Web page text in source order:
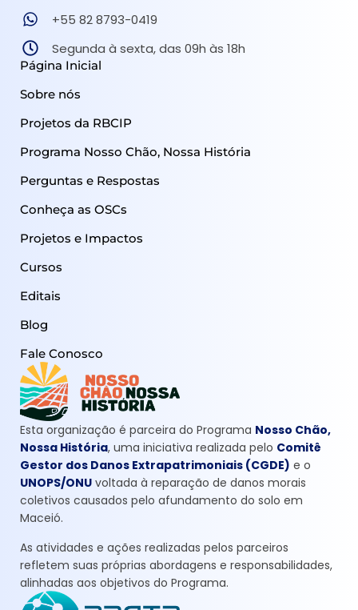
+55 82 8793-0419
Segunda à sexta, das 09h às 18h
Página Inicial
Sobre nós
Projetos da RBCIP
Programa Nosso Chão, Nossa História
Perguntas e Respostas
Conheça as OSCs
Projetos e Impactos
Cursos
Editais
Blog
Fale Conosco
Esta organização é parceira do Programa Nosso Chão,
Nossa História, uma iniciativa realizada pelo Comitê
Gestor dos Danos Extrapatrimoniais (CGDE) e o
UNOPS/ONU voltada à reparação de danos morais
coletivos causados pelo afundamento do solo em
Maceió.
As atividades e ações realizadas pelos parceiros
refletem suas próprias abordagens e responsabilidades,
alinhadas aos objetivos do Programa.